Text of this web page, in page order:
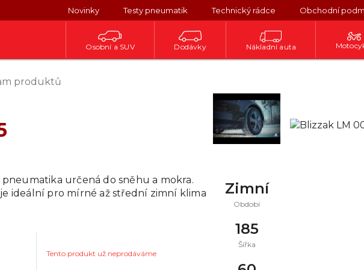
Novinky Testy pneumatik Technický rádce Obchodní
Osobní a SUV Dodávky Nákladní auta
produktů
určená do sněhu a mokra.
ideální pro mírné až střední zimní klima
Tento produkt už neprodáváme
Zimní
Období
185
Šířka